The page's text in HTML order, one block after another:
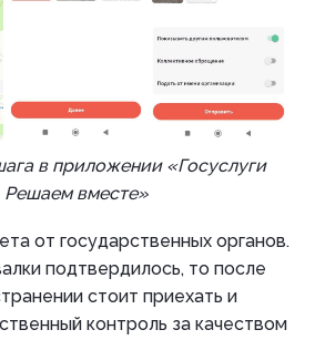
в приложении «Госуслуги
Решаем вместе»
от государственных органов.
подтвердилось, то после
стоит приехать и
контроль за качеством